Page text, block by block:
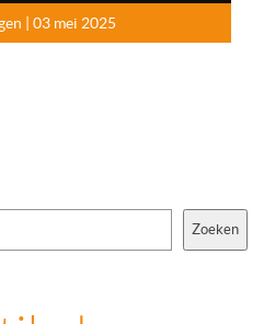
| 03 mei 2025
Zoeken